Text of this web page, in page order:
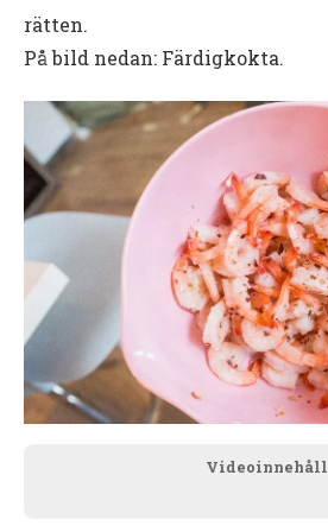
rätten.
På bild nedan: Färdigkokta.
Videoinnehåll